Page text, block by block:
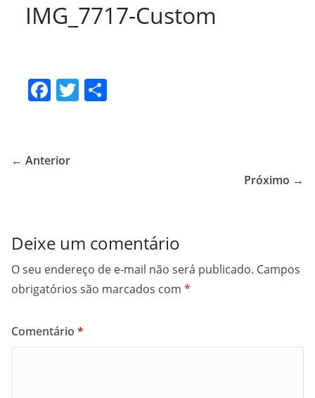
IMG_7717-Custom
F
e
k
T
← Anterior
Próximo →
Deixe um comentário
O seu endereço de e-mail não será publicado. Campos
obrigatórios são marcados com *
Comentário *